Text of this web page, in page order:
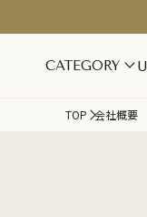
CATEGORY
TOP 会社概要